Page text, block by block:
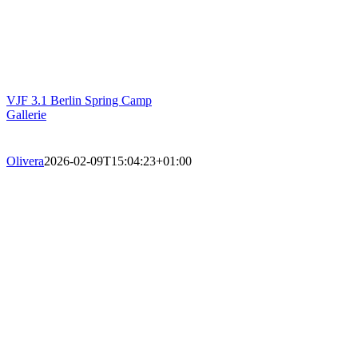
VJF 3.1 Berlin Spring Camp
Gallerie
Olivera2026-02-09T15:04:23+01:00